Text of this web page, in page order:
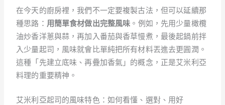
在今天的廚房裡，我們不一定要複製古法，但可以延續那
種思路： 用簡單食材做出完整風味 。例如，先用少量橄欖
油炒香洋蔥與蒜，再加入番茄與香草慢煮，最後起鍋前拌
入少量起司，風味就會比單純把所有材料丟進去更圓潤。
這種「先建立底味、再疊加香氣」的概念，正是艾米利亞
料理的重要精神。
艾米利亞起司的風味特色：如何看懂、選對、用好